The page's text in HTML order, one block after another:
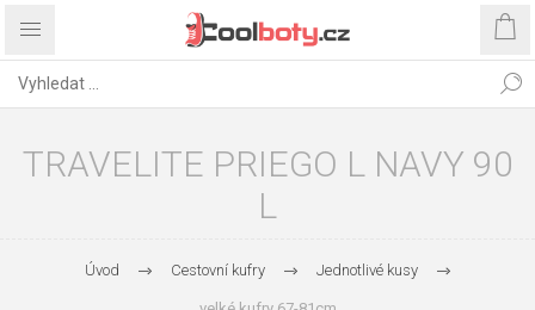
TRAVELITE PRIEGO L NAVY 90
L
Úvod Cestovní kufry Jednotlivé kusy